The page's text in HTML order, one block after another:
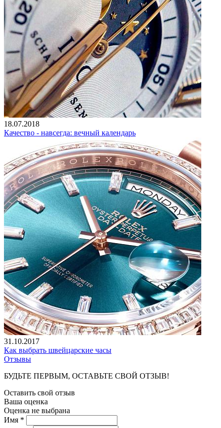
18.07.2018
Качество - навсегда: вечный календарь
31.10.2017
Как выбрать швейцарские часы
Отзывы
БУДЬТЕ ПЕРВЫМ, ОСТАВЬТЕ СВОЙ ОТЗЫВ!
Оставить свой отзыв
Ваша оценка
Оценка не выбрана
Имя *